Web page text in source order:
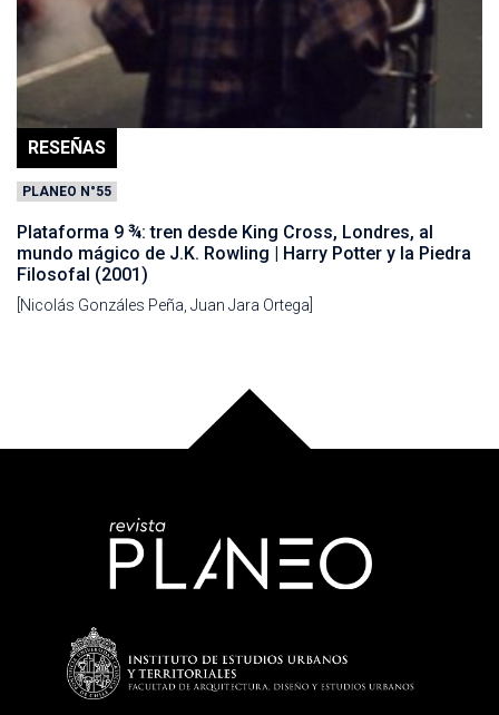
RESEÑAS
PLANEO N°55
Plataforma 9 ¾: tren desde King Cross, Londres, al
mundo mágico de J.K. Rowling | Harry Potter y la Piedra
Filosofal (2001)
[Nicolás Gonzáles Peña, Juan Jara Ortega]